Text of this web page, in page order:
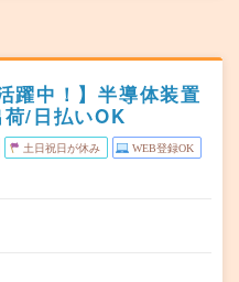
躍中！】半導体装置
/日払いOK
土日祝日が休み WEB登録OK